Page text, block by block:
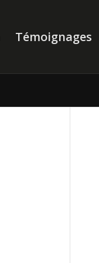
Témoignages